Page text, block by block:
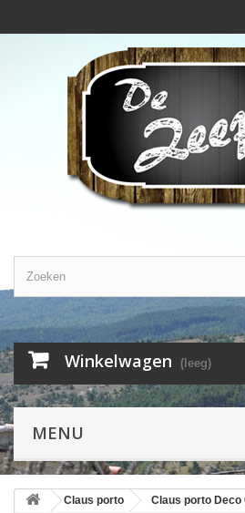
Winkelwagen (leeg)
MENU
Claus porto Claus porto Deco